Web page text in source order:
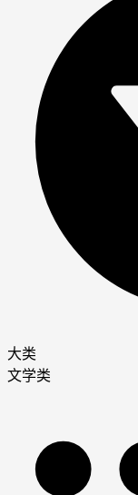
大类
文学类